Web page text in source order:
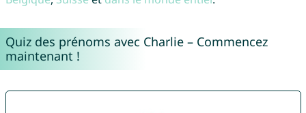
Quiz des prénoms avec Charlie – Commencez
maintenant !